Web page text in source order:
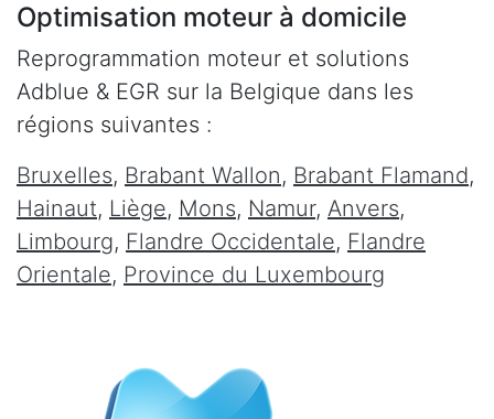
Optimisation moteur à domicile
Reprogrammation moteur et solutions
Adblue & EGR sur la Belgique dans les
régions suivantes :
Bruxelles, Brabant Wallon, Brabant Flamand,
Hainaut, Liège, Mons, Namur, Anvers,
Limbourg, Flandre Occidentale, Flandre
Orientale, Province du Luxembourg